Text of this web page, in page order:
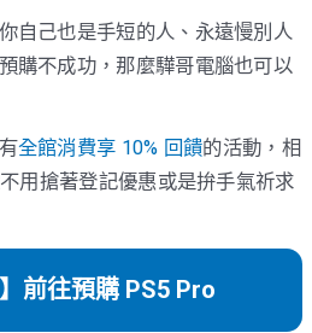
自己也是手短的人、永遠慢別人
購不成功，那麼驊哥電腦也可以
全館消費享 10% 回饋的活動，相
用搶著登記優惠或是拚手氣祈求
】前往預購 PS5 Pro